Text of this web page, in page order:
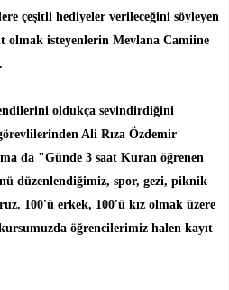
çeşitli hediyeler verileceğini söyleyen
olmak isteyenlerin Mevlana Camiine
oldukça sevindirdiğini
Ali Rıza Özdemir
da "Günde 3 saat Kuran öğrenen
düzenlendiğimiz, spor, gezi, piknik
100'ü erkek, 100'ü kız olmak üzere
öğrencilerimiz halen kayıt